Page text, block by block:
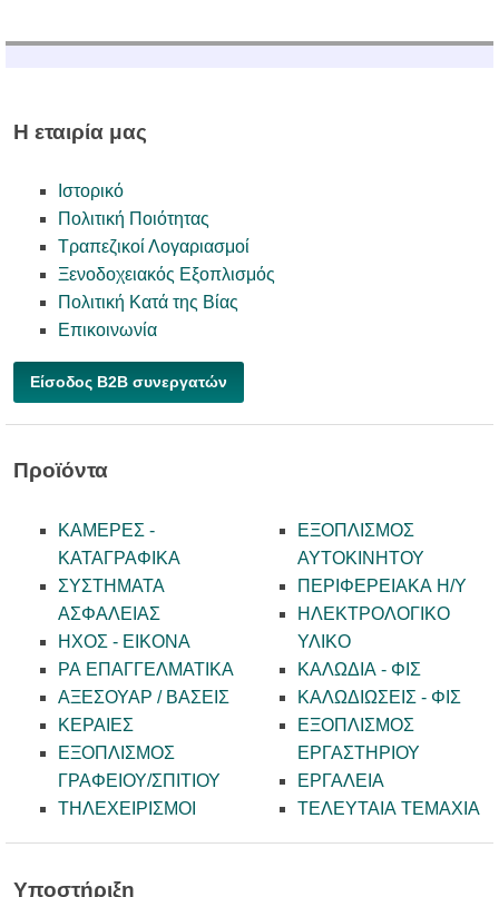
Η εταιρία μας
Ιστορικό
Πολιτική Ποιότητας
Τραπεζικοί Λογαριασμοί
Ξενοδοχειακός Εξοπλισμός
Πολιτική Κατά της Βίας
Επικοινωνία
Είσοδος B2B συνεργατών
Προϊόντα
ΚΑΜΕΡΕΣ -
KATAΓΡΑΦΙΚΑ
ΣΥΣΤΗΜΑΤΑ
ΑΣΦΑΛΕΙΑΣ
ΗΧΟΣ - ΕΙΚΟΝΑ
PA ΕΠΑΓΓΕΛΜΑΤΙΚΑ
ΑΞΕΣΟΥΑΡ / ΒΑΣΕΙΣ
ΚΕΡΑΙΕΣ
ΕΞΟΠΛΙΣΜΟΣ
ΓΡΑΦΕΙΟΥ/ΣΠΙΤΙΟΥ
ΤΗΛΕΧΕΙΡΙΣΜΟΙ
ΕΞΟΠΛΙΣΜΟΣ
ΑΥΤΟΚΙΝΗΤΟΥ
ΠΕΡΙΦΕΡΕΙΑΚΑ Η/Υ
ΗΛΕΚΤΡΟΛΟΓΙΚΟ
ΥΛΙΚΟ
ΚΑΛΩΔΙΑ - ΦΙΣ
ΚΑΛΩΔΙΩΣΕΙΣ - ΦΙΣ
ΕΞΟΠΛΙΣΜΟΣ
ΕΡΓΑΣΤΗΡΙΟΥ
ΕΡΓΑΛΕΙΑ
ΤΕΛΕΥΤΑΙΑ ΤΕΜΑΧΙΑ
Υποστήριξη